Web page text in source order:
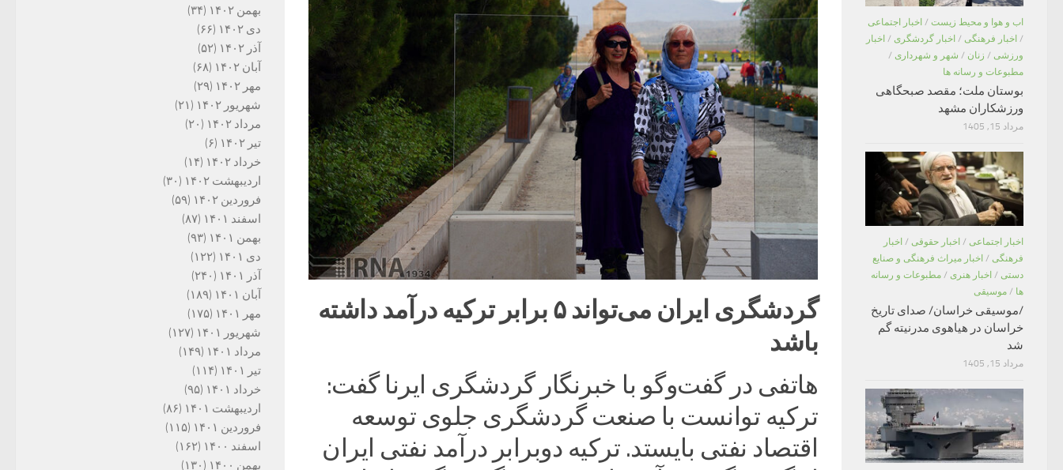
گردشگری ایران می‌تواند ۵ برابر ترکیه درآمد داشته
باشد
هاتفی در گفت‌وگو با خبرنگار گردشگری ایرنا گفت:
ترکیه توانست با صنعت گردشگری جلوی توسعه
اقتصاد نفتی بایستد. ترکیه دوبرابر درآمد نفتی ایران
بهمن ۱۴۰۲
(۳۴)
دی ۱۴۰۲
(۶۶)
آذر ۱۴۰۲
(۵۲)
آبان ۱۴۰۲
(۶۸)
مهر ۱۴۰۲
(۲۹)
شهریور ۱۴۰۲
(۲۱)
مرداد ۱۴۰۲
(۲۰)
تیر ۱۴۰۲
(۶)
خرداد ۱۴۰۲
(۱۴)
اردیبهشت ۱۴۰۲
(۳۰)
فروردین ۱۴۰۲
(۵۹)
اسفند ۱۴۰۱
(۸۷)
بهمن ۱۴۰۱
(۹۳)
دی ۱۴۰۱
(۱۲۲)
آذر ۱۴۰۱
(۲۴۰)
آبان ۱۴۰۱
(۱۸۹)
مهر ۱۴۰۱
(۱۷۵)
شهریور ۱۴۰۱
(۱۲۷)
مرداد ۱۴۰۱
(۱۴۹)
تیر ۱۴۰۱
(۱۱۴)
خرداد ۱۴۰۱
(۹۵)
اردیبهشت ۱۴۰۱
(۸۶)
فروردین ۱۴۰۱
(۱۱۵)
اسفند ۱۴۰۰
(۱۶۲)
بهمن ۱۴۰۰
(۱۳۰)
اب و هوا و محیط زیست / اخبار اجتماعی
/ اخبار فرهنگی / اخبار گردشگری / اخبار
ورزشی / زنان / شهر و شهرداری /
مطبوعات و رسانه ها
بوستان ملت؛ مقصد صبحگاهی
ورزشکاران مشهد
مرداد 15, 1405
اخبار اجتماعی / اخبار حقوقی / اخبار
فرهنگی / اخبار میراث فرهنگی و صنایع
دستی / اخبار هنری / مطبوعات و رسانه
ها / موسیقی
/موسیقی خراسان/ صدای تاریخ
خراسان در هیاهوی مدرنیته گم
شد
مرداد 15, 1405